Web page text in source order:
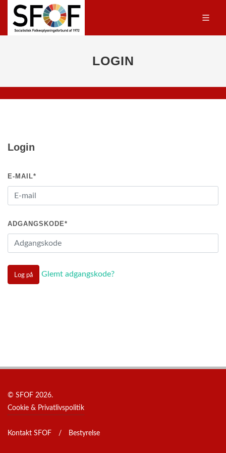
LOGIN
Login
E-MAIL*
ADGANGSKODE*
Log på Glemt adgangskode?
© SFOF 2026.
Cookie & Privatlivspolitik
Kontakt SFOF / Bestyrelse